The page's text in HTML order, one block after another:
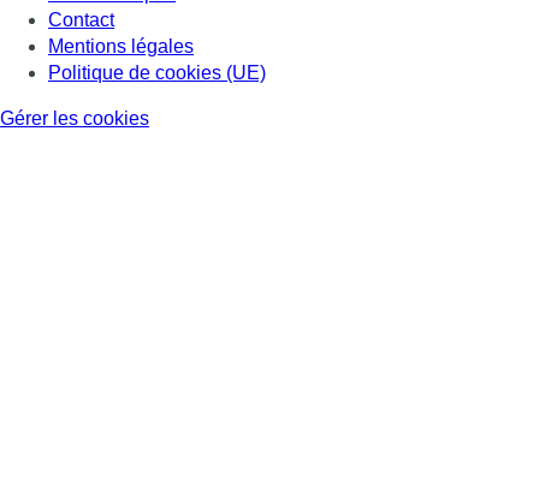
Contact
Mentions légales
Politique de cookies (UE)
Gérer les cookies